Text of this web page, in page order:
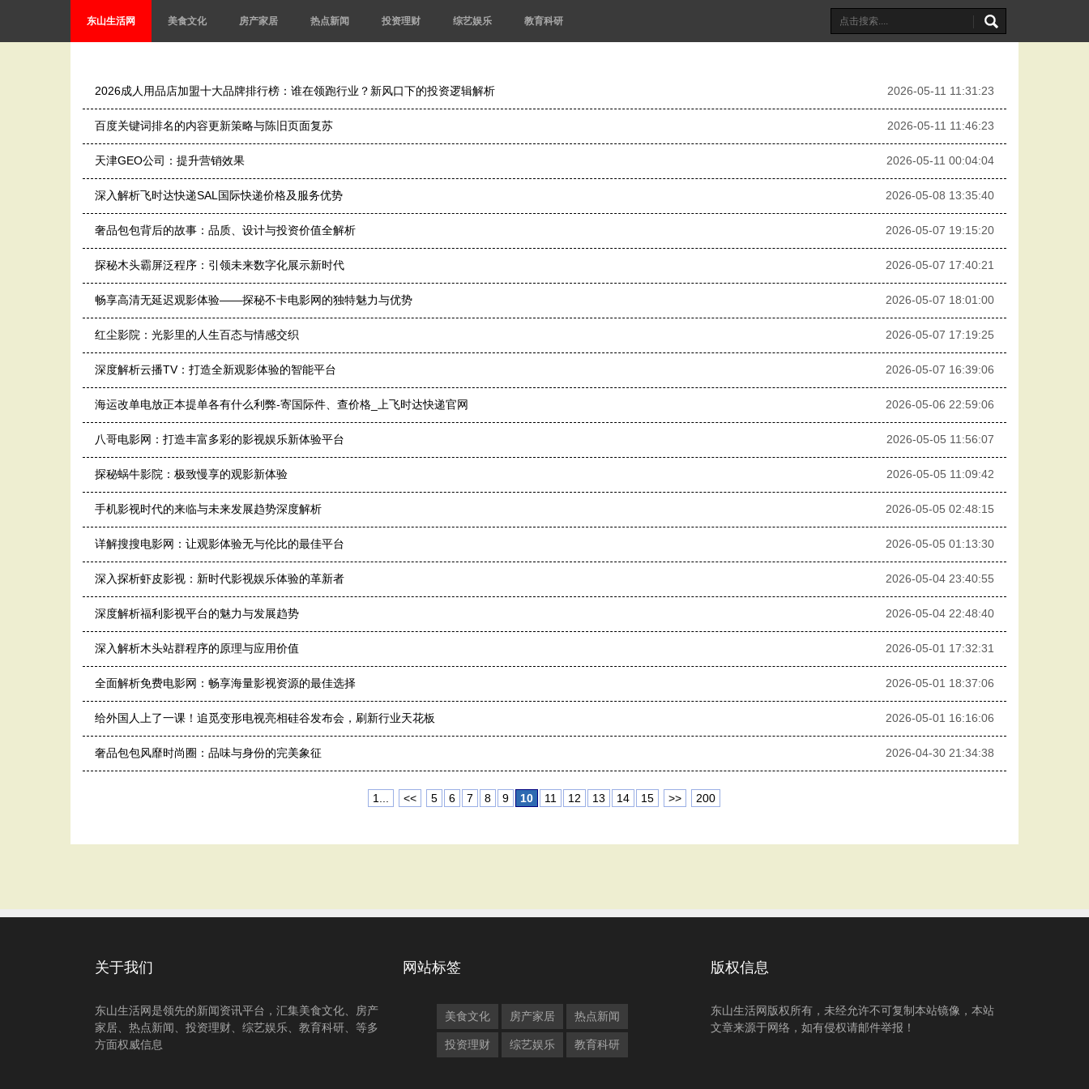
东山生活网 美食文化 房产家居 热点新闻 投资理财 综艺娱乐 教育科研
2026成人用品店加盟十大品牌排行榜：谁在领跑行业？新风口下的投资逻辑解析 2026-05-11 11:31:23
百度关键词排名的内容更新策略与陈旧页面复苏 2026-05-11 11:46:23
天津GEO公司：提升营销效果 2026-05-11 00:04:04
深入解析飞时达快递SAL国际快递价格及服务优势 2026-05-08 13:35:40
奢品包包背后的故事：品质、设计与投资价值全解析 2026-05-07 19:15:20
探秘木头霸屏泛程序：引领未来数字化展示新时代 2026-05-07 17:40:21
畅享高清无延迟观影体验——探秘不卡电影网的独特魅力与优势 2026-05-07 18:01:00
红尘影院：光影里的人生百态与情感交织 2026-05-07 17:19:25
深度解析云播TV：打造全新观影体验的智能平台 2026-05-07 16:39:06
海运改单电放正本提单各有什么利弊-寄国际件、查价格_上飞时达快递官网 2026-05-06 22:59:06
八哥电影网：打造丰富多彩的影视娱乐新体验平台 2026-05-05 11:56:07
探秘蜗牛影院：极致慢享的观影新体验 2026-05-05 11:09:42
手机影视时代的来临与未来发展趋势深度解析 2026-05-05 02:48:15
详解搜搜电影网：让观影体验无与伦比的最佳平台 2026-05-05 01:13:30
深入探析虾皮影视：新时代影视娱乐体验的革新者 2026-05-04 23:40:55
深度解析福利影视平台的魅力与发展趋势 2026-05-04 22:48:40
深入解析木头站群程序的原理与应用价值 2026-05-01 17:32:31
全面解析免费电影网：畅享海量影视资源的最佳选择 2026-05-01 18:37:06
给外国人上了一课！追觅变形电视亮相硅谷发布会，刷新行业天花板 2026-05-01 16:16:06
奢品包包风靡时尚圈：品味与身份的完美象征 2026-04-30 21:34:38
1... << 5 6 7 8 9 10 11 12 13 14 15 >> 200
关于我们
东山生活网是领先的新闻资讯平台，汇集美食文化、房产
家居、热点新闻、投资理财、综艺娱乐、教育科研、等多
方面权威信息
网站标签
美食文化 房产家居 热点新闻
投资理财 综艺娱乐 教育科研
版权信息
东山生活网版权所有，未经允许不可复制本站镜像，本站
文章来源于网络，如有侵权请邮件举报！